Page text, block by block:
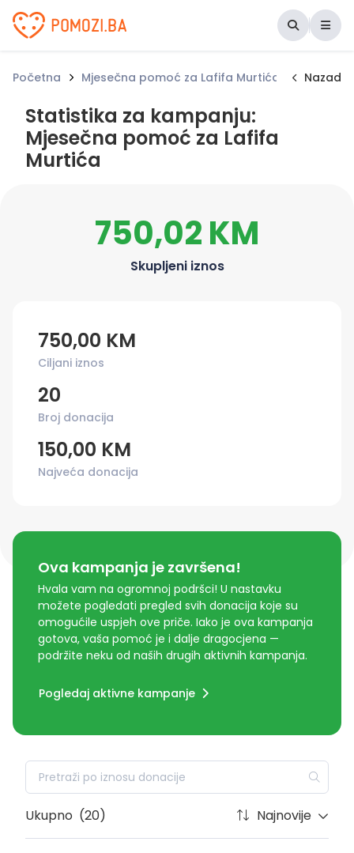
Udruženje Pomozi.ba
Početna Mjesečna pomoć za Lafifa Murtića Nazad
Statistika za kampanju:
Mjesečna pomoć za Lafifa
Murtića
750,02 KM
Skupljeni iznos
750,00 KM
Ciljani iznos
20
Broj donacija
150,00 KM
Najveća donacija
Ova kampanja je završena!
Hvala vam na ogromnoj podršci! U nastavku
možete pogledati pregled svih donacija koje su
omogućile uspjeh ove priče. Iako je ova kampanja
gotova, vaša pomoć je i dalje dragocjena —
podržite neku od naših drugih aktivnih kampanja.
Pogledaj aktivne kampanje
Ukupno (20) Najnovije